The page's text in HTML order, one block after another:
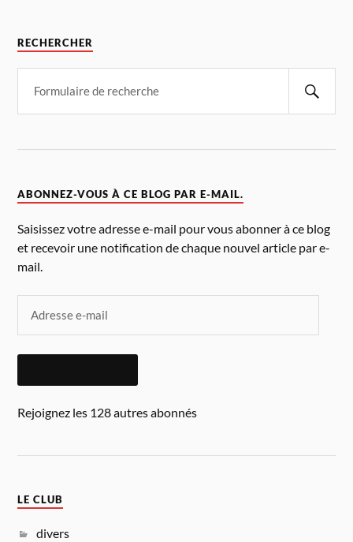
RECHERCHER
ABONNEZ-VOUS À CE BLOG PAR E-MAIL.
Saisissez votre adresse e-mail pour vous abonner à ce blog
et recevoir une notification de chaque nouvel article par e-
mail.
Rejoignez les 128 autres abonnés
LE CLUB
divers